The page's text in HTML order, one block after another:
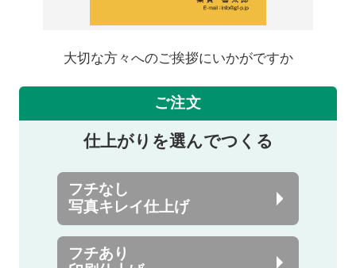
大切な方々へのご挨拶にいかがですか
ご注文
仕上がりを選んでつくる
フチなし
写真キレイ仕上げ
フチあり